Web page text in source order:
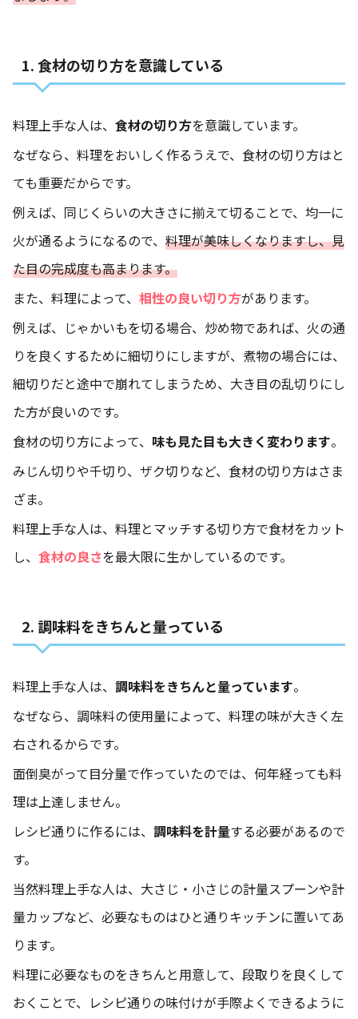
1. 食材の切り方を意識している
料理上手な人は、 食材の切り方を意識しています。
なぜなら、料理をおいしく作るうえで、食材の切り方はと
ても重要だからです。
例えば、同じくらいの大きさに揃えて切ることで、均一に
火が通るようになるので、 料理が美味しくなりますし、見
た目の完成度も高まります。
また、料理によって、 相性の良い切り方があります。
例えば、じゃかいもを切る場合、炒め物であれば、火の通
りを良くするために細切りにしますが、煮物の場合には、
細切りだと途中で崩れてしまうため、大き目の乱切りにし
た方が良いのです。
食材の切り方によって、 味も見た目も大きく変わります。
みじん切りや千切り、ザク切りなど、食材の切り方はさま
ざま。
料理上手な人は、料理とマッチする切り方で食材をカット
し、 食材の良さを最大限に生かしているのです。
2. 調味料をきちんと量っている
料理上手な人は、 調味料をきちんと量っています。
なぜなら、調味料の使用量によって、料理の味が大きく左
右されるからです。
面倒臭がって目分量で作っていたのでは、何年経っても料
理は上達しません。
レシピ通りに作るには、 調味料を計量する必要があるので
す。
当然料理上手な人は、大さじ・小さじの計量スプーンや計
量カップなど、必要なものはひと通りキッチンに置いてあ
ります。
料理に必要なものをきちんと用意して、段取りを良くして
おくことで、レシピ通りの味付けが手際よくできるように